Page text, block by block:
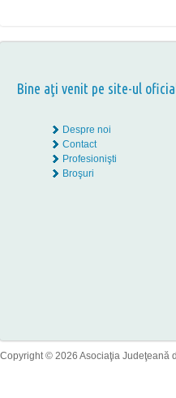
Bine aţi venit pe site-ul
Despre noi
Contact
Profesionişti
Broşuri
Copyright © 2026 Asociaţia Judeţeană